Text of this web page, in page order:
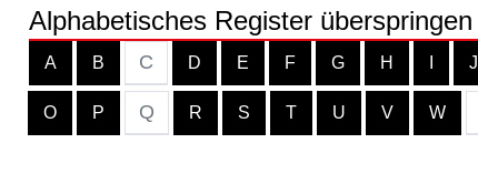
Alphabetisches Register überspringen
A B C D E F G H J
O P Q R S T U V W